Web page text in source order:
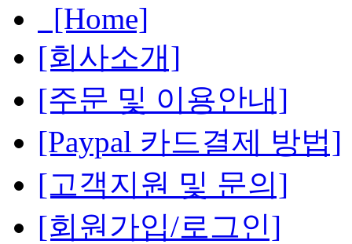
[Home]
[회사소개]
[주문 및 이용안내]
[Paypal 카드결제 방법]
[고객지원 및 문의]
[회원가입/로그인]